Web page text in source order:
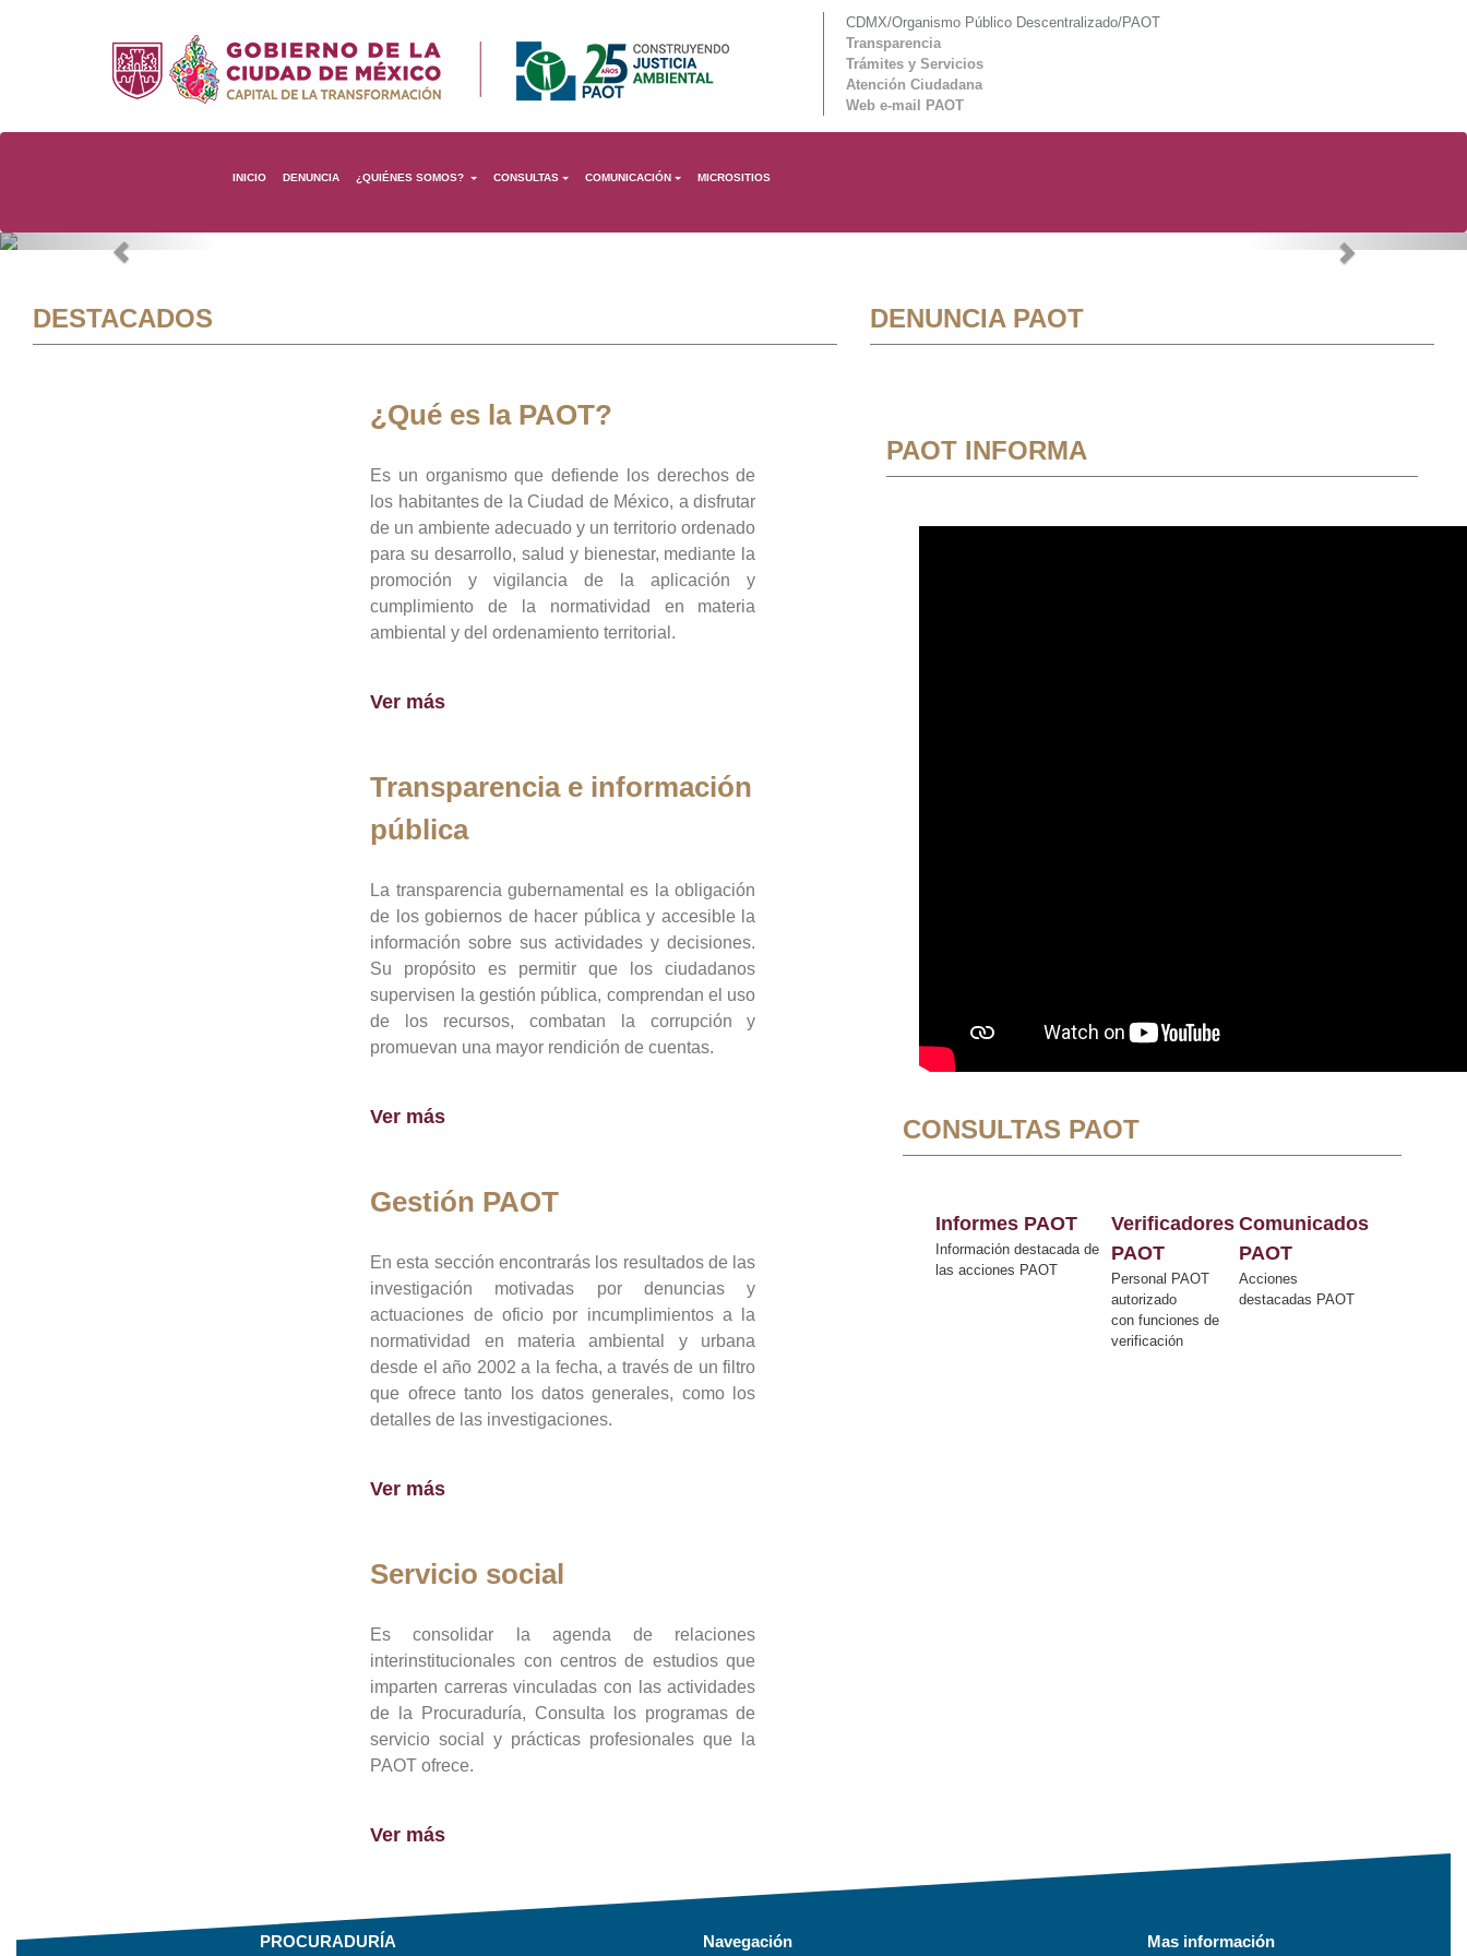
CDMX/Organismo Público Descentralizado/PAOT
Transparencia
Trámites y Servicios
Atención Ciudadana
Web e-mail PAOT
INICIO DENUNCIA ¿QUIÉNES SOMOS? CONSULTAS COMUNICACIÓN MICROSITIOS
Previous Next
DESTACADOS
¿Qué es la PAOT?
Es un organismo que defiende los derechos de
los habitantes de la Ciudad de México, a disfrutar
de un ambiente adecuado y un territorio ordenado
para su desarrollo, salud y bienestar, mediante la
promoción y vigilancia de la aplicación y
cumplimiento de la normatividad en materia
ambiental y del ordenamiento territorial.
Ver más
Transparencia e información
pública
La transparencia gubernamental es la obligación
de los gobiernos de hacer pública y accesible la
información sobre sus actividades y decisiones.
Su propósito es permitir que los ciudadanos
supervisen la gestión pública, comprendan el uso
de los recursos, combatan la corrupción y
promuevan una mayor rendición de cuentas.
Ver más
Gestión PAOT
En esta sección encontrarás los resultados de las
investigación motivadas por denuncias y
actuaciones de oficio por incumplimientos a la
normatividad en materia ambiental y urbana
desde el año 2002 a la fecha, a través de un filtro
que ofrece tanto los datos generales, como los
detalles de las investigaciones.
Ver más
Servicio social
Es consolidar la agenda de relaciones
interinstitucionales con centros de estudios que
imparten carreras vinculadas con las actividades
de la Procuraduría, Consulta los programas de
servicio social y prácticas profesionales que la
PAOT ofrece.
Ver más
DENUNCIA PAOT
PAOT INFORMA
CONSULTAS PAOT
Informes PAOT
Información destacada de
las acciones PAOT
Verificadores
PAOT
Personal PAOT
autorizado
con funciones de
verificación
Comunicados
PAOT
Acciones
destacadas PAOT
PROCURADURÍA Navegación Mas información